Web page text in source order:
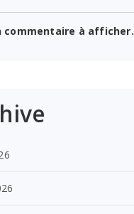
commentaire à afficher.